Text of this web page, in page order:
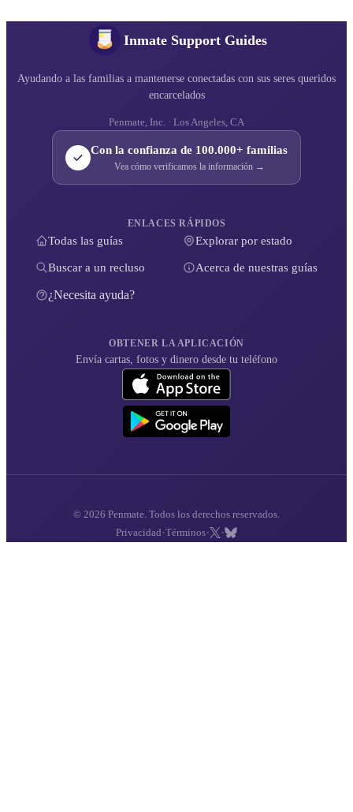
Inmate Support Guides
Ayudando a las familias a mantenerse conectadas con sus seres queridos
encarcelados
Penmate, Inc. · Los Angeles, CA
Con la confianza de 100.000+ familias
Vea cómo verificamos la información →
ENLACES RÁPIDOS
Todas las guías Explorar por estado
Buscar a un recluso Acerca de nuestras guías
¿Necesita ayuda?
OBTENER LA APLICACIÓN
Envía cartas, fotos y dinero desde tu teléfono
© 2026 Penmate. Todos los derechos reservados.
Privacidad ·Términos· ·